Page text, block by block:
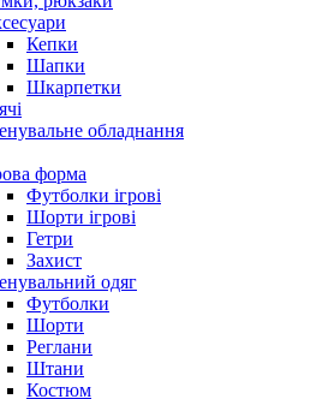
Кепки
Шапки
Шкарпетки
обладнання
форма
Футболки ігрові
Шорти ігрові
Гетри
Захист
одяг
Футболки
Шорти
Реглани
Штани
Костюм